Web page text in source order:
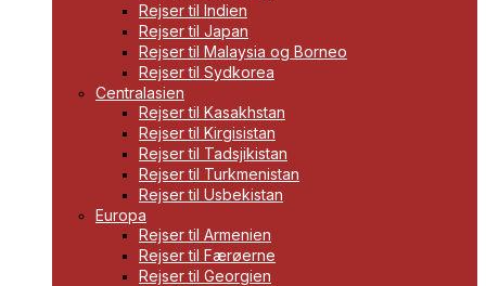
Rejser til Indien
Rejser til Japan
Rejser til Malaysia og Borneo
Rejser til Sydkorea
Centralasien
Rejser til Kasakhstan
Rejser til Kirgisistan
Rejser til Tadsjikistan
Rejser til Turkmenistan
Rejser til Usbekistan
Europa
Rejser til Armenien
Rejser til Færøerne
Rejser til Georgien